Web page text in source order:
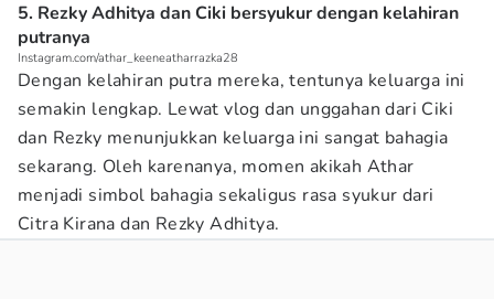
5. Rezky Adhitya dan Ciki bersyukur dengan kelahiran
putranya
Instagram.com/athar_keeneatharrazka28
Dengan kelahiran putra mereka, tentunya keluarga ini
semakin lengkap. Lewat vlog dan unggahan dari Ciki
dan Rezky menunjukkan keluarga ini sangat bahagia
sekarang. Oleh karenanya, momen akikah Athar
menjadi simbol bahagia sekaligus rasa syukur dari
Citra Kirana dan Rezky Adhitya.